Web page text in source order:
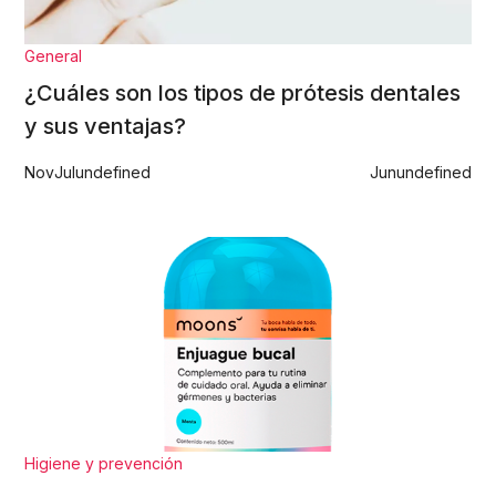
General
¿Cuáles son los tipos de prótesis dentales
y sus ventajas?
NovJulundefined Junundefined
Higiene y prevención